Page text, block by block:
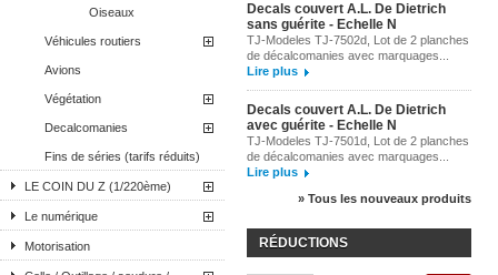
Oiseaux
Véhicules routiers
Avions
Végétation
Decalcomanies
Fins de séries (tarifs réduits)
LE COIN DU Z (1/220ème)
Le numérique
Motorisation
Decals couvert A.L. De Dietrich
sans guérite - Echelle N
TJ-Modeles TJ-7502d, Lot de 2 planches
de décalcomanies avec marquages...
Lire plus
Decals couvert A.L. De Dietrich
avec guérite - Echelle N
TJ-Modeles TJ-7501d, Lot de 2 planches
de décalcomanies avec marquages...
Lire plus
» Tous les nouveaux produits
RÉDUCTIONS